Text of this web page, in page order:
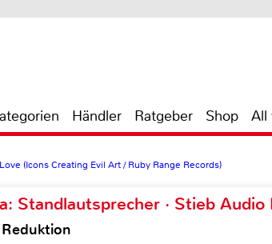
Händler Ratgeber Shop All
(Icons Creating Evil Art / Ruby Range Records)
Standlautsprecher · Stieb Audio